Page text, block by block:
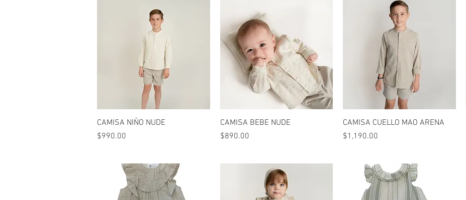
Vista rápida
CAMISA NIÑO NUDE
Precio
$990.00
Vista rápida
CAMISA BEBE NUDE
Precio
$890.00
Vista rápida
CAMISA CUELLO MAO ARENA
Precio
$1,190.00